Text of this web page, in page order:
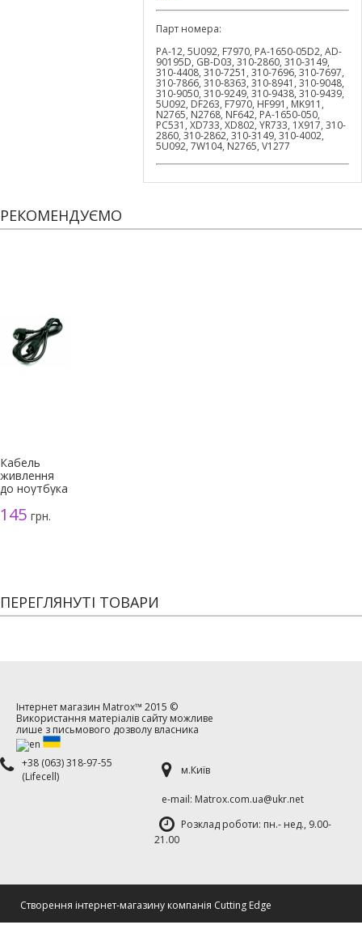
Парт номера:
PA-12, 5U092, F7970, PA-1650-05D2, AD-
90195D, GB-D03, 310-2860, 310-3149,
310-4408, 310-7251, 310-7696, 310-7697,
310-7866, 310-8363, 310-8941, 310-9048,
310-9050, 310-9249, 310-9438, 310-9439,
5U092, DF263, F7970, HF991, MK911,
N2765, N2768, NF642, PA-1650-050,
PC531, XD733, XD802, YR733, 1X917, 310-
2860, 310-2862, 310-3149, 310-4002,
5U092, 7W104, N2765, V1277
РЕКОМЕНДУЄМО
Кабель
живлення
до ноутбука
контактний
(мікімаус),
145 грн.
ПЕРЕГЛЯНУТІ ТОВАРИ
Інтернет магазин Matrox™ 2015 ©
Використання матеріалів сайту можливе
лише з письмового дозволу власника
+38 (063) 318-97-55
(Lifecell)
м.Київ
е-mаil: Matrox.com.ua@ukr.net
Розклад роботи: пн.- нед., 9.00-
21.00
Cтворення інтернет-магазину компанія Cutting Edge